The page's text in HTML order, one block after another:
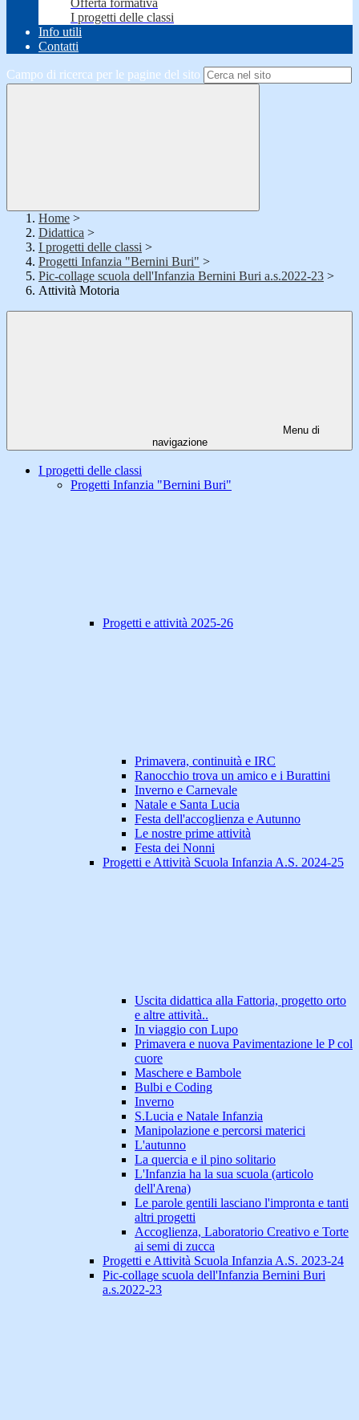
Offerta formativa
I progetti delle classi
Info utili
Contatti
Campo di ricerca per le pagine del sito
Home >
Didattica >
I progetti delle classi >
Progetti Infanzia "Bernini Buri" >
Pic-collage scuola dell'Infanzia Bernini Buri a.s.2022-23 >
Attività Motoria
Menu di
navigazione
I progetti delle classi
Progetti Infanzia "Bernini Buri"
Progetti e attività 2025-26
Primavera, continuità e IRC
Ranocchio trova un amico e i Burattini
Inverno e Carnevale
Natale e Santa Lucia
Festa dell'accoglienza e Autunno
Le nostre prime attività
Festa dei Nonni
Progetti e Attività Scuola Infanzia A.S. 2024-25
Uscita didattica alla Fattoria, progetto orto
e altre attività..
In viaggio con Lupo
Primavera e nuova Pavimentazione le P col
cuore
Maschere e Bambole
Bulbi e Coding
Inverno
S.Lucia e Natale Infanzia
Manipolazione e percorsi materici
L'autunno
La quercia e il pino solitario
L'Infanzia ha la sua scuola (articolo
dell'Arena)
Le parole gentili lasciano l'impronta e tanti
altri progetti
Accoglienza, Laboratorio Creativo e Torte
ai semi di zucca
Progetti e Attività Scuola Infanzia A.S. 2023-24
Pic-collage scuola dell'Infanzia Bernini Buri
a.s.2022-23